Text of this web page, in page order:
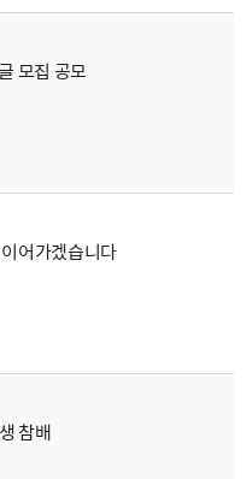
모집 공모
어가겠습니다
참배